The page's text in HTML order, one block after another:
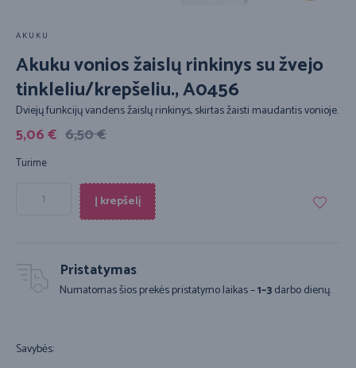
AKUKU
Akuku vonios žaislų rinkinys su žvejo
tinkleliu/krepšeliu., A0456
Dviejų funkcijų vandens žaislų rinkinys, skirtas žaisti maudantis vonioje.
6,50€
5,06€
Turime
Į krepšelį
Pristatymas
Numatomas šios prekės pristatymo laikas –1–3darbo dienų.
Savybės: